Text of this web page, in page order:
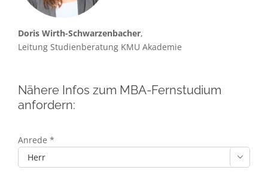
Doris Wirth-Schwarzenbacher,
Leitung Studienberatung KMU Akademie
Nähere Infos zum MBA-Fernstudium
anfordern:
Anrede *
